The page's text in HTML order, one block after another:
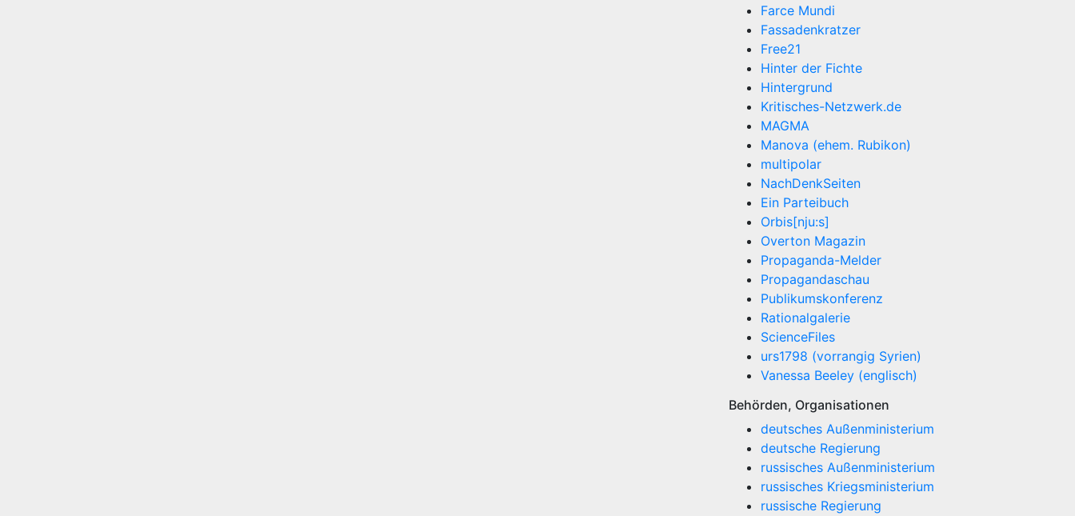
Farce Mundi
Fassadenkratzer
Free21
Hinter der Fichte
Hintergrund
Kritisches-Netzwerk.de
MAGMA
Manova (ehem. Rubikon)
multipolar
NachDenkSeiten
Ein Parteibuch
Orbis[nju:s]
Overton Magazin
Propaganda-Melder
Propagandaschau
Publikumskonferenz
Rationalgalerie
ScienceFiles
urs1798 (vorrangig Syrien)
Vanessa Beeley (englisch)
Behörden, Organisationen
deutsches Außenministerium
deutsche Regierung
russisches Außenministerium
russisches Kriegsministerium
russische Regierung